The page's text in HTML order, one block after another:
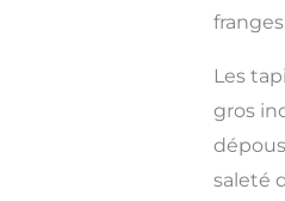
Les
gros
saleté